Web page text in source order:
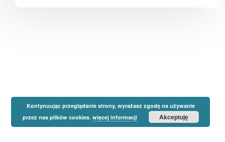
Kontynuując przeglądanie strony, wyrażasz zgodę na używanie
przez nas plików cookies. więcej informacji Akceptuję